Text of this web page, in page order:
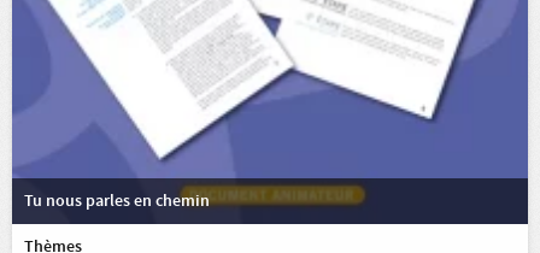
Tu nous parles en chemin
Thèmes